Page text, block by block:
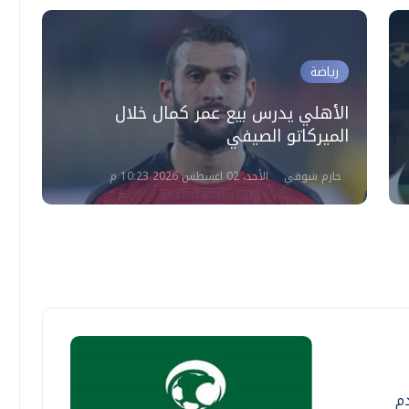
رياضة
الأهلي يدرس بيع عمر كمال خلال
الميركاتو الصيفي
حازم شوقي الأحد، 02 اغسطس 2026 10:23 م